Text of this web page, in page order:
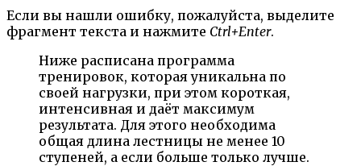
Если вы нашли ошибку, пожалуйста, выделите
фрагмент текста и нажмите Ctrl+Enter.
Ниже расписана программа
тренировок, которая уникальна по
своей нагрузки, при этом короткая,
интенсивная и даёт максимум
результата. Для этого необходима
общая длина лестницы не менее 10
ступеней, а если больше только лучше.